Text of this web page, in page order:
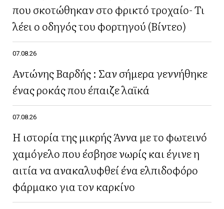
που σκοτώθηκαν στο φρικτό τροχαίο- Τι
λέει ο οδηγός του φορτηγού (Βίντεο)
07.08.26
Αντώνης Βαρδής : Σαν σήμερα γεννήθηκε
ένας ροκάς που έπαιζε λαϊκά
07.08.26
Η ιστορία της μικρής Άννα με το φωτεινό
χαμόγελο που έσβησε νωρίς και έγινε η
αιτία να ανακαλυφθεί ένα ελπιδοφόρο
φάρμακο για τον καρκίνο